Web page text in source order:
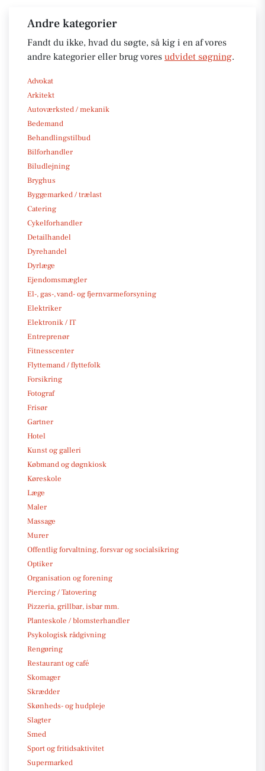
Andre kategorier
Fandt du ikke, hvad du søgte, så kig i en af vores
andre kategorier eller brug vores udvidet søgning.
Advokat
Arkitekt
Autoværksted / mekanik
Bedemand
Behandlingstilbud
Bilforhandler
Biludlejning
Bryghus
Byggemarked / trælast
Catering
Cykelforhandler
Detailhandel
Dyrehandel
Dyrlæge
Ejendomsmægler
El-, gas-, vand- og fjernvarmeforsyning
Elektriker
Elektronik / IT
Entreprenør
Fitnesscenter
Flyttemand / flyttefolk
Forsikring
Fotograf
Frisør
Gartner
Hotel
Kunst og galleri
Købmand og døgnkiosk
Køreskole
Læge
Maler
Massage
Murer
Offentlig forvaltning, forsvar og socialsikring
Optiker
Organisation og forening
Piercing / Tatovering
Pizzeria, grillbar, isbar mm.
Planteskole / blomsterhandler
Psykologisk rådgivning
Rengøring
Restaurant og café
Skomager
Skrædder
Skønheds- og hudpleje
Slagter
Smed
Sport og fritidsaktivitet
Supermarked